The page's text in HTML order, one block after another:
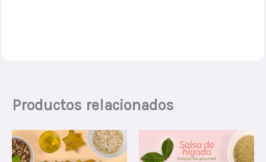
Productos relacionados